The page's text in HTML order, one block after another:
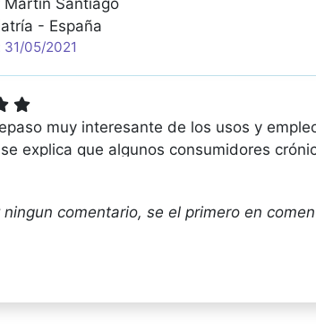
Martin Santiago
- España
31/05/2021
muy interesante de los usos y
explica que algunos consumidores
- España
ningun comentario, se el primero en